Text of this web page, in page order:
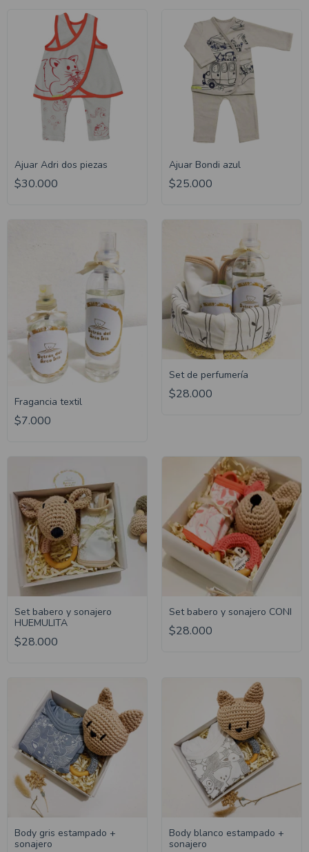
Ajuar Adri dos piezas
$30.000
Ajuar Bondi azul
$25.000
Fragancia textil
$7.000
Set de perfumería
$28.000
Set babero y sonajero
HUEMULITA
$28.000
Set babero y sonajero CONI
$28.000
Body gris estampado +
sonajero
Body blanco estampado +
sonajero